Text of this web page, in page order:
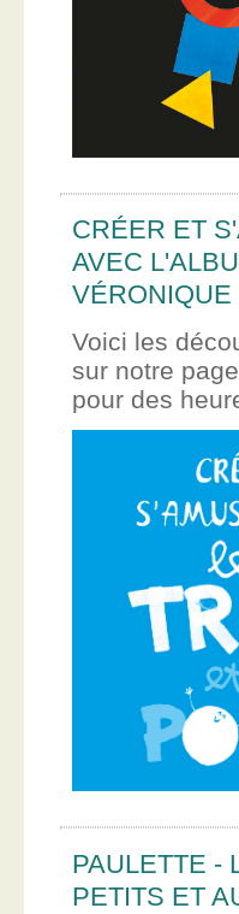
CRÉER ET
AVEC
Voici les
sur notre
pour des
PAULETTE -
PETITS ET